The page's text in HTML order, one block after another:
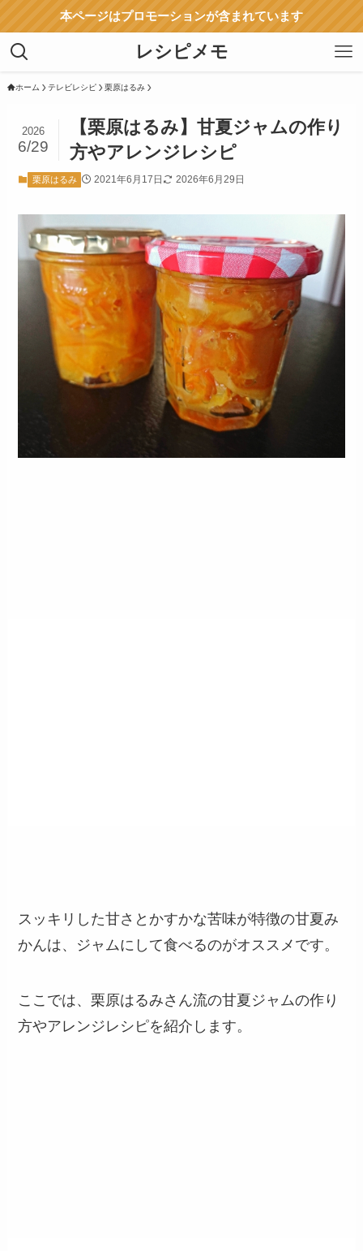
本ページはプロモーションが含まれています
レシピメモ
ホーム テレビレシピ 栗原はるみ
【栗原はるみ】甘夏ジャムの作り
方やアレンジレシピ
2026
6/29
栗原はるみ 2021年6月17日 2026年6月29日
スッキリした甘さとかすかな苦味が特徴の甘夏み
かんは、ジャムにして食べるのがオススメです。
ここでは、栗原はるみさん流の甘夏ジャムの作り
方やアレンジレシピを紹介します。